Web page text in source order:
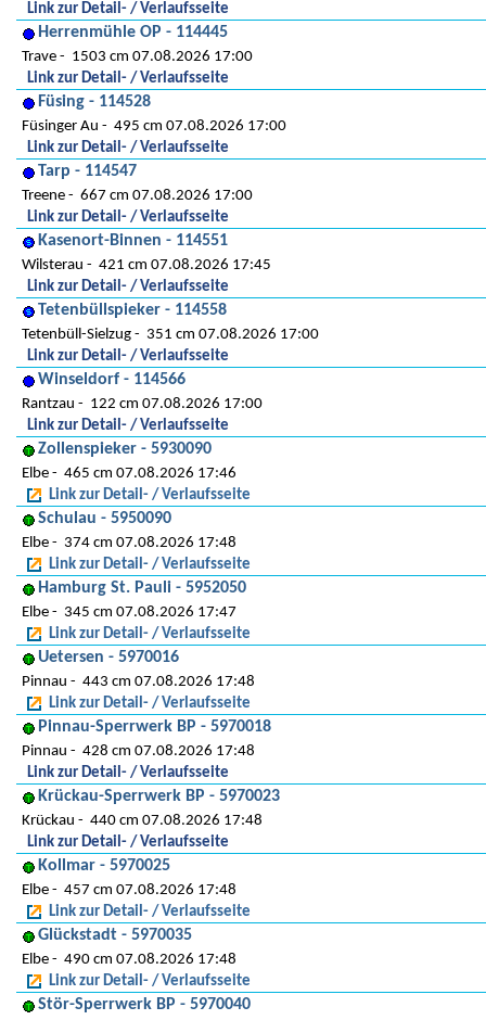
Link zur Detail- / Verlaufsseite
Herrenmühle OP - 114445
Trave
1503 cm 07.08.2026 17:00
Link zur Detail- / Verlaufsseite
Füsing - 114528
Füsinger Au
495 cm 07.08.2026 17:00
Link zur Detail- / Verlaufsseite
Tarp - 114547
Treene
667 cm 07.08.2026 17:00
Link zur Detail- / Verlaufsseite
Kasenort-Binnen - 114551
Wilsterau
421 cm 07.08.2026 17:45
Link zur Detail- / Verlaufsseite
Tetenbüllspieker - 114558
Tetenbüll-Sielzug
351 cm 07.08.2026 17:00
Link zur Detail- / Verlaufsseite
Winseldorf - 114566
Rantzau
122 cm 07.08.2026 17:00
Link zur Detail- / Verlaufsseite
Zollenspieker - 5930090
Elbe
465 cm 07.08.2026 17:46
Link zur Detail- / Verlaufsseite
Schulau - 5950090
Elbe
374 cm 07.08.2026 17:48
Link zur Detail- / Verlaufsseite
Hamburg St. Pauli - 5952050
Elbe
345 cm 07.08.2026 17:47
Link zur Detail- / Verlaufsseite
Uetersen - 5970016
Pinnau
443 cm 07.08.2026 17:48
Link zur Detail- / Verlaufsseite
Pinnau-Sperrwerk BP - 5970018
Pinnau
428 cm 07.08.2026 17:48
Link zur Detail- / Verlaufsseite
Krückau-Sperrwerk BP - 5970023
Krückau
440 cm 07.08.2026 17:48
Link zur Detail- / Verlaufsseite
Kollmar - 5970025
Elbe
457 cm 07.08.2026 17:48
Link zur Detail- / Verlaufsseite
Glückstadt - 5970035
Elbe
490 cm 07.08.2026 17:48
Link zur Detail- / Verlaufsseite
Stör-Sperrwerk BP - 5970040